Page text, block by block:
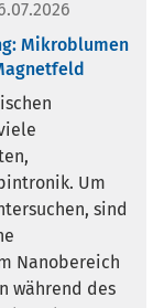
Mikroblumen
Um
sind
Nanobereich
während des